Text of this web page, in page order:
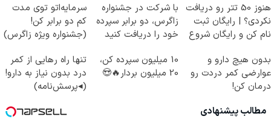
هنوز 50 تتر رو دریافت
نکردی؟ | رایگان ثبت
نام کن و رایگان شروع
با شرکت در جشنواره
زاگرس، دو برابر سپرده
خود را دریافت کنید
سرمایه‌اتو توی مدت
کم دو برابر کن!
(جشنواره ویژه زاگرس)
بدون هیچ دارو و
عوارضی کمر دردت رو
درمان کن!
10 میلیون سپرده کن،
20 میلیون بردار🔥😍
تنها راه رهایی از کمر
درد بدون نیاز به دارو!
(◂پرسش‌نامه)
مطالب پیشنهادی